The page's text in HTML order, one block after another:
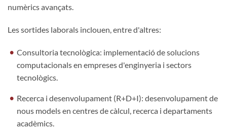
numèrics avançats.
Les sortides laborals inclouen, entre d'altres:
Consultoria tecnològica: implementació de solucions
computacionals en empreses d'enginyeria i sectors
tecnològics.
Recerca i desenvolupament (R+D+I): desenvolupament de
nous models en centres de càlcul, recerca i departaments
acadèmics.